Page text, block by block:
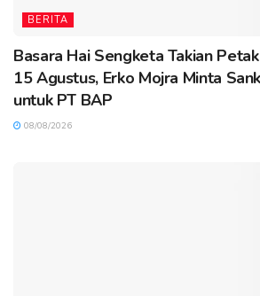
BERITA
Basara Hai Sengketa Takian
15 Agustus, Erko Mojra Minta
untuk PT BAP
08/08/2026